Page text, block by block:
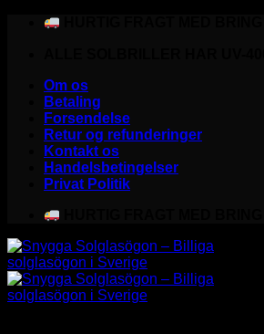
Fortsæt
Om os
Betaling
Forsendelse
Retur og refunderinger
Kontakt os
Handelsbetingelser
Privat Politik